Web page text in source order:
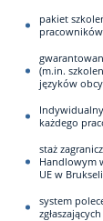
pakiet
pracowników,
(m.in.
języków
każdego
staż
Handlowym
UE w Brukseli,
system